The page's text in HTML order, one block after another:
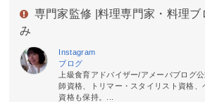
専門家監修 | 料理専門家・料理ブ
み
Instagram
ブログ
上級食育アドバイザー/アメーバブログ
師資格、トリマー・スタイリスト資格、
資格も保持。...